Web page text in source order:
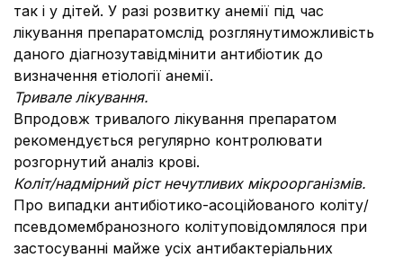
так і у дітей. У разі розвитку анемії під час
лікування препаратомслід розглянутиможливість
даного діагнозутавідмінити антибіотик до
визначення етіології анемії.
Тривале лікування.
Впродовж тривалого лікування препаратом
рекомендується регулярно контролювати
розгорнутий аналіз крові.
Коліт/надмірний ріст нечутливих мікроорганізмів.
Про випадки антибіотико-асоційованого коліту/
псевдомембранозного колітуповідомлялося при
застосуванні майже усіх антибактеріальних